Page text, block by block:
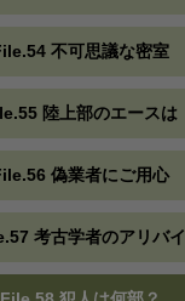
不可思議な密室
陸上部のエースは
偽業者にご用心
考古学者のアリバイ